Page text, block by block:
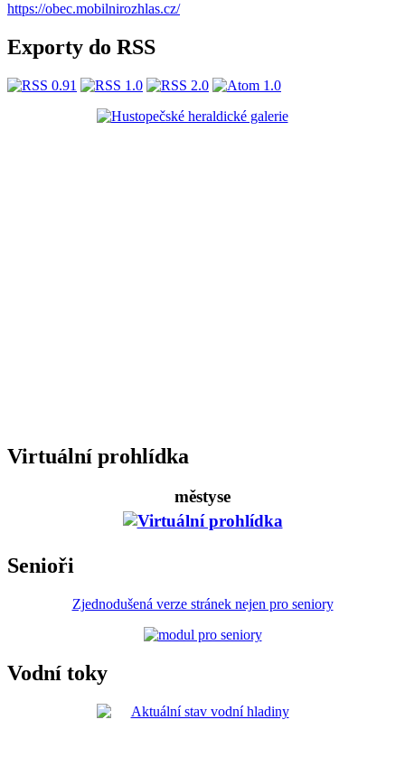
https://obec.mobilnirozhlas.cz/
Exporty do RSS
Virtuální prohlídka
městyse
Senioři
Zjednodušená verze stránek nejen pro seniory
Vodní toky